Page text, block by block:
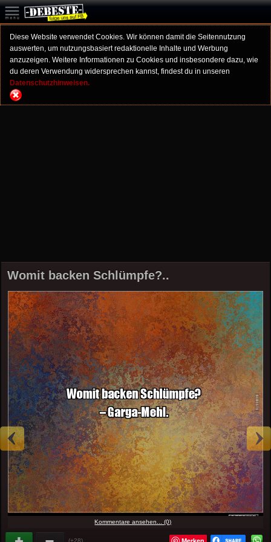
Diese Website verwendet Cookies. Wir können damit die Seitennutzung
auswerten, um nutzungsbasiert redaktionelle Inhalte und Werbung
anzuzeigen. Weitere Informationen zu Cookies und insbesondere dazu, wie
du deren Verwendung widersprechen kannst, findest du in unseren
Datenschutzhinweisen.
Womit backen Schlümpfe?..
Kommentare ansehen... (0)
(+28)